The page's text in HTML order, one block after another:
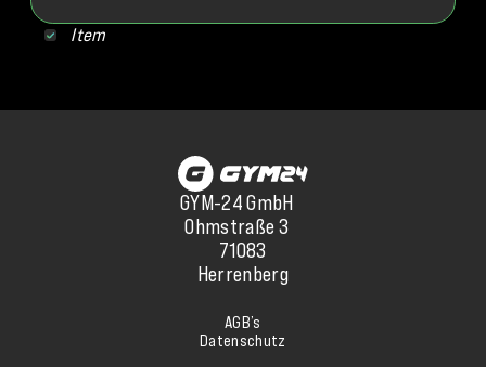
Item
GYM-24 GmbH
Ohmstraße 3
71083
Herrenberg
AGB’s
Datenschutz